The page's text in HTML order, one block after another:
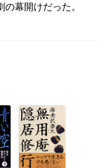
幕開けだった。